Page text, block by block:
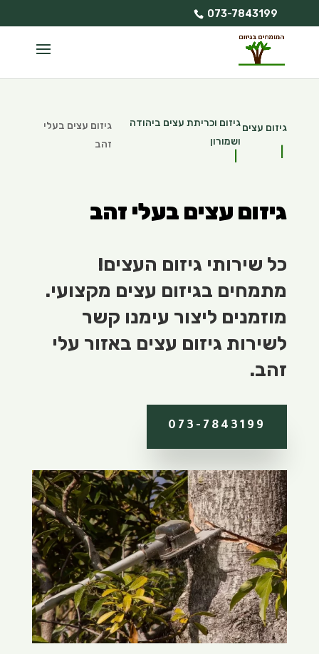
073-7843199
גיזום עציםגיזום וכריתת עצים ביהודה
ושמורון
גיזום עצים בעלי
זהב
גיזום עצים בעלי זהב
כל שירותי גיזום העצים!
מתמחים בגיזום עצים מקצועי.
מוזמנים ליצור עימנו קשר
לשירות גיזום עצים באזור עלי
זהב.
073-7843199